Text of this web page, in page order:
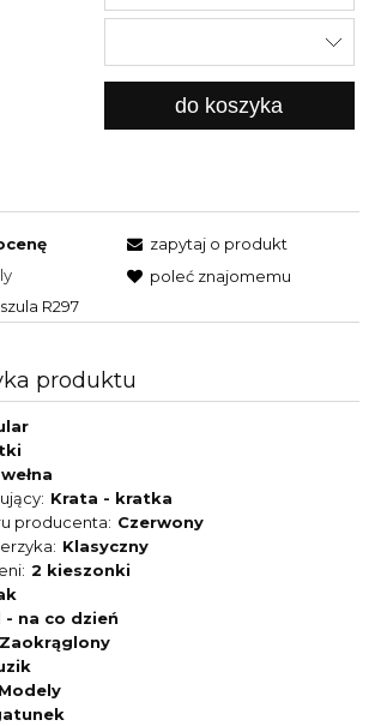
do koszyka
R297
zapytaj o produkt
poleć znajomemu
produktu
Krata - kratka
producenta
Czerwony
Klasyczny
2 kieszonki
- na co dzień
Zaokrąglony
Modely